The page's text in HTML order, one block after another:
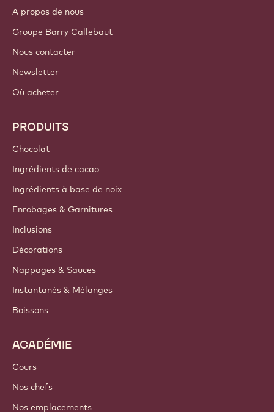
A propos de nous
Groupe Barry Callebaut
Nous contacter
Newsletter
Où acheter
PRODUITS
Chocolat
Ingrédients de cacao
Ingrédients à base de noix
Enrobages & Garnitures
Inclusions
Décorations
Nappages & Sauces
Instantanés & Mélanges
Boissons
ACADÉMIE
Cours
Nos chefs
Nos emplacements